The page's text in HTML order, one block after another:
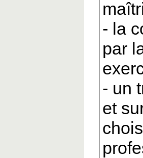
- la
par
- un
et